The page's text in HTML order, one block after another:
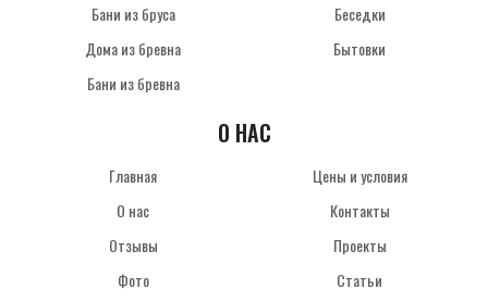
Бани из бруса
Дома из бревна
Бани из бревна
Беседки
Бытовки
О НАС
Главная
О нас
Отзывы
Фото
Цены и условия
Контакты
Проекты
Статьи